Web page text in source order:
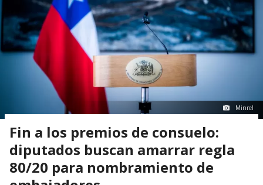
Minrel
Fin a los premios de consuelo:
diputados buscan amarrar regla
80/20 para nombramiento de